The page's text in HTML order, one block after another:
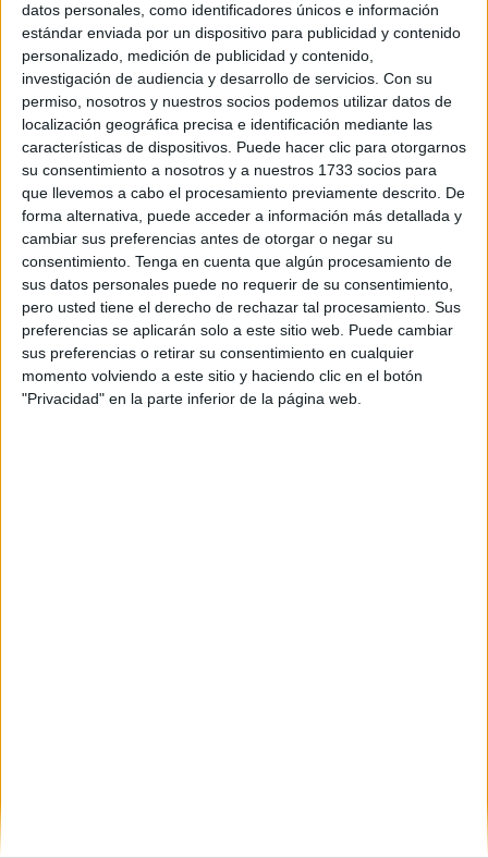
datos personales, como identificadores únicos e información
estándar enviada por un dispositivo para publicidad y contenido
personalizado, medición de publicidad y contenido,
investigación de audiencia y desarrollo de servicios. Con su
permiso, nosotros y nuestros socios podemos utilizar datos de
localización geográfica precisa e identificación mediante las
características de dispositivos. Puede hacer clic para otorgarnos
su consentimiento a nosotros y a nuestros 1733 socios para
que llevemos a cabo el procesamiento previamente descrito. De
forma alternativa, puede acceder a información más detallada y
cambiar sus preferencias antes de otorgar o negar su
consentimiento. Tenga en cuenta que algún procesamiento de
sus datos personales puede no requerir de su consentimiento,
pero usted tiene el derecho de rechazar tal procesamiento. Sus
preferencias se aplicarán solo a este sitio web. Puede cambiar
sus preferencias o retirar su consentimiento en cualquier
momento volviendo a este sitio y haciendo clic en el botón
"Privacidad" en la parte inferior de la página web.
POR MARIBEL TENA 28/06/2026 0
La Almadraba se prepara para honrar a la
Virgen del Carmen
POR BEATRIZ MARTÍNEZ 26/06/2026 3
La colocación del cartel acerca las obras para
la nueva capilla del Carmen de la Almadraba
POR DIEGO NARANJO 18/06/2026 9
Recuperado el anillo de la familia Ruiz tras un
intento de venta en un compro oro
POR PALOMA ABAD 26/05/2026 4
La familia Ruiz busca el anillo que unió a tres
generaciones
POR PALOMA ABAD 25/05/2026 2